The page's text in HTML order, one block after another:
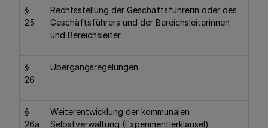
§
25
Rechtsstellung der Geschäftsführerin oder des
Geschäftsführers und der Bereichsleiterinnen
und Bereichsleiter
§
26
Übergangsregelungen
§
26a
Weiterentwicklung der kommunalen
Selbstverwaltung (Experimentierklausel)